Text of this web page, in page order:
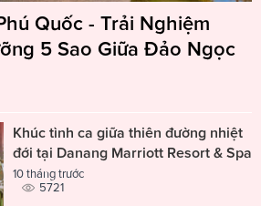
Quốc - Trải Nghiệm
5 Sao Giữa Đảo Ngọc
Khúc tình ca giữa thiên đường nhiệt
đới tại Danang Marriott Resort & Spa
10 tháng trước
5721